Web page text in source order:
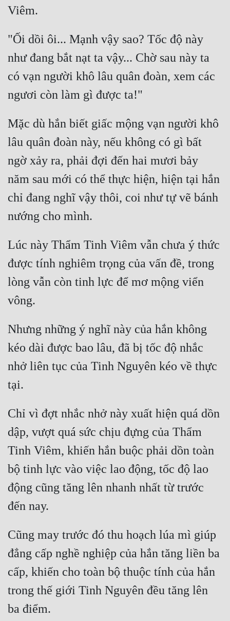
Khoa Huyễn Không Gian
Kinh Dị
Kiếm Hiệp
Kỳ Huyễn
Kỳ Ảo
Linh Dị
Làm Giàu
Lịch Sử
Mưu Mô
Mạt Thế
Mỹ Thực
Ngôn Tình
Ngược
Nữ Cường
Nữ Phụ
Phong Thủy - Tâm Linh
Phương Tây
Phản Phái
Quan Trường
Sảng Văn
Sắc
Sủng
Thanh Xuân
Tiên Hiệp
Tiểu Thuyết
Trinh Thám
Triều Đấu
Trùng Sinh
Trọng Sinh
"Ối dồi ôi... Mạnh vậy sao? Tốc độ này
như đang bắt nạt ta vậy... Chờ sau này ta
có vạn người khô lâu quân đoàn, xem các
Mặc dù hắn biết giấc mộng vạn người khô
lâu quân đoàn này, nếu không có gì bất
ngờ xảy ra, phải đợi đến hai mươi bảy
năm sau mới có thể thực hiện, hiện tại hắn
chỉ đang nghĩ vậy thôi, coi như tự vẽ bánh
Lúc này Thẩm Tinh Viêm vẫn chưa ý thức
được tính nghiêm trọng của vấn đề, trong
lòng vẫn còn tinh lực để mơ mộng viển
Nhưng những ý nghĩ này của hắn không
kéo dài được bao lâu, đã bị tốc độ nhắc
nhở liên tục của Tinh Nguyên kéo về thực
Chỉ vì đợt nhắc nhở này xuất hiện quá dồn
dập, vượt quá sức chịu đựng của Thẩm
Tinh Viêm, khiến hắn buộc phải dồn toàn
bộ tinh lực vào việc lao động, tốc độ lao
động cũng tăng lên nhanh nhất từ trước
Cũng may trước đó thu hoạch lúa mì giúp
đẳng cấp nghề nghiệp của hắn tăng liền ba
cấp, khiến cho toàn bộ thuộc tính của hắn
trong thế giới Tinh Nguyên đều tăng lên